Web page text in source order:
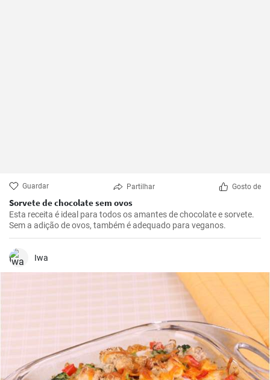
Guardar Partilhar Gosto de
Sorvete de chocolate sem ovos
Esta receita é ideal para todos os amantes de chocolate e sorvete.
Sem a adição de ovos, também é adequado para veganos.
Iwa